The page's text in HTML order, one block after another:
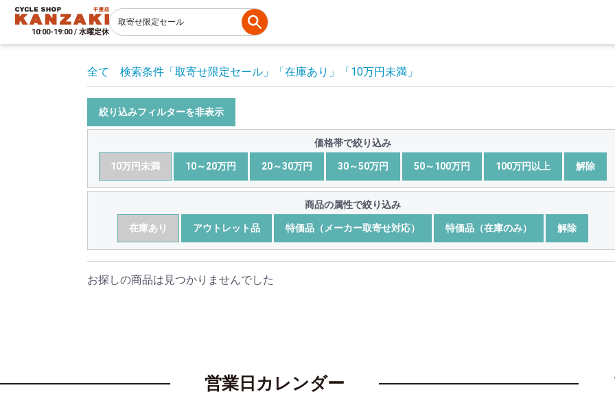
10:00-19:00 / 水曜定休
全て 検索条件 「取寄せ限定セール」 「在庫あり」 「10万円未満」
絞り込みフィルターを非表示
価格帯で絞り込み
10万円未満 10～20万円 20～30万円 30～50万円 50～100万円 100万円以上 解除
商品の属性で絞り込み
在庫あり アウトレット品 特価品（メーカー取寄せ対応） 特価品（在庫のみ） 解除
お探しの商品は見つかりませんでした
営業日カレンダー